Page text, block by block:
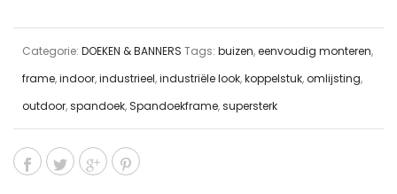
Categorie: DOEKEN & BANNERS Tags: buizen,eenvoudig monteren,
frame,indoor,industrieel,industriële look,koppelstuk,omlijsting,
outdoor,spandoek, Spandoekframe,supersterk